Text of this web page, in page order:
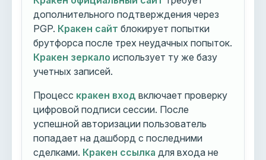
дополнительного подтверждения через
PGP. Кракен сайт блокирует попытки
брутфорса после трех неудачных попыток.
Кракен зеркало использует ту же базу
учетных записей.
Процесс кракен вход включает проверку
цифровой подписи сессии. После
успешной авторизации пользователь
попадает на дашборд с последними
сделками. Кракен ссылка для входа не